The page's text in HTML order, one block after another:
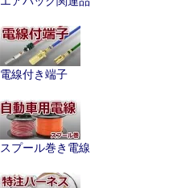
電線付き端子
スプール巻き電線